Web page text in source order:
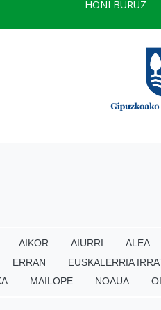
HONI BURUZ
AIKOR AIURRI ALEA
ERRAN EUSKALERRIA
MAILOPE NOAUA